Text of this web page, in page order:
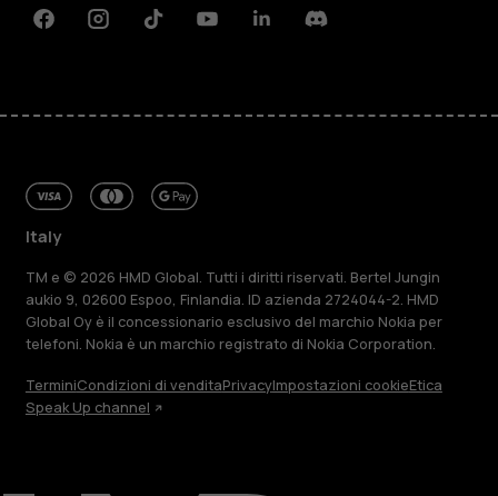
FacebookInstagramTiktokYoutubeLinkedinDiscord
Italy
TM e © 2026 HMD Global. Tutti i diritti riservati. Bertel Jungin
aukio 9, 02600 Espoo, Finlandia. ID azienda 2724044-2. HMD
Global Oy è il concessionario esclusivo del marchio Nokia per
telefoni. Nokia è un marchio registrato di Nokia Corporation.
TerminiCondizioni di venditaPrivacyImpostazioni cookieEtica
Speak Up channel